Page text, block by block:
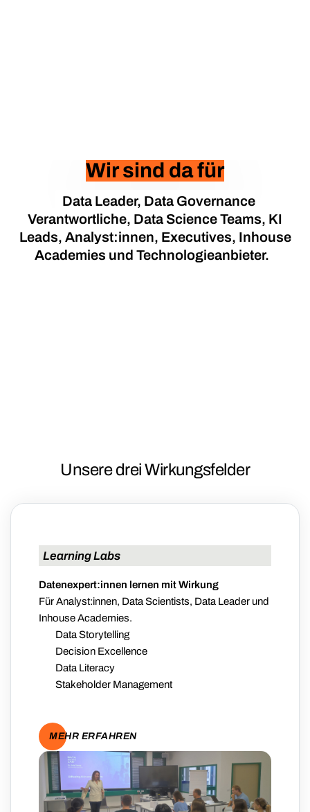
Wir sind da für
Data Leader, Data Governance
Verantwortliche, Data Science Teams, KI
Leads, Analyst:innen, Executives, Inhouse
Academies und Technologieanbieter.
Unsere drei Wirkungsfelder
Learning Labs
Datenexpert:innen lernen mit Wirkung
Für Analyst:innen, Data Scientists, Data Leader und
Inhouse Academies.
Data Storytelling
Decision Excellence
Data Literacy
Stakeholder Management
MEHR ERFAHREN